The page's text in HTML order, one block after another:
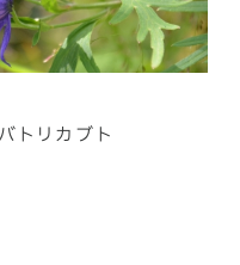
トリカブト